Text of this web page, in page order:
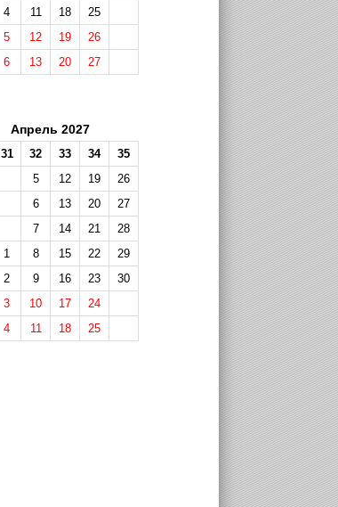
4 11 18
25
5 12 19
26
6 13 20 27
Апрель 2027
31 32 33 34
35
5 12 19
26
6 13 20
27
7 14 21
28
1 8 15 22
29
2 9 16 23
30
3 10 17
24
4 11 18 25